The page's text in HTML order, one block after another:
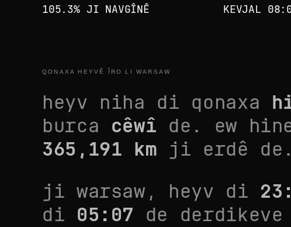
105.3% JI NAVGÎNÊ KEVJAL
QONAXA HEYVÊ ÎRO LI WARSAW
heyv niha di qonaxa
burca cêwî de. ew
365,191 km ji erdê de.
ji warsaw , heyv di
di 05:07 de